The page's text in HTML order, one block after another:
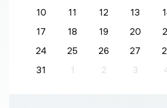
10
11 12 13
17
18 19 20
24
25 26 27
31
1 2 3